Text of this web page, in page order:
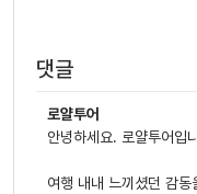
댓글
로얄투어
안녕하세요. 로얄투어입
여행 내내 느끼셨던 감